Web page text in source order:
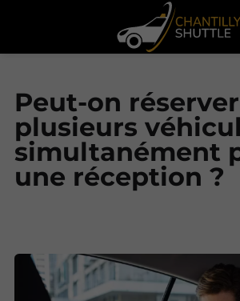
Peut-on réserver
plusieurs
simultanément
une réception ?